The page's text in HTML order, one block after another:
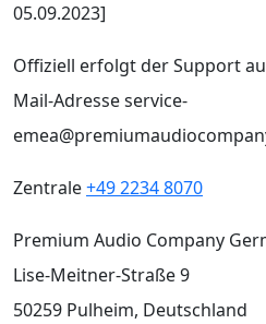
05.09.2023]
Offiziell erfolgt der Support
Mail-Adresse service-
Zentrale+49 2234 8070
Premium Audio Company
Lise-Meitner-Straße 9
50259 Pulheim, Deutschland